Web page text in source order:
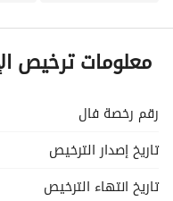
معلومات ترخيص
رقم رخصة فال
تاريخ إصدار الترخيص
تاريخ انتهاء الترخيص